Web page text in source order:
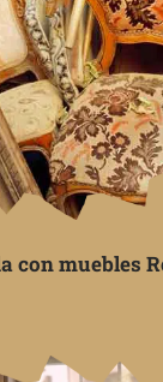
con muebles